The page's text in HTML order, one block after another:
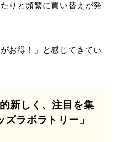
りと頻繁に買い替えが発
お得！」と感じてきてい
新しく、注目を集
ラボラトリー」